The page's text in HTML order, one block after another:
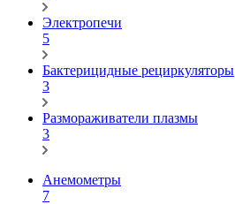
Электропечи
5
Бактерицидные рециркуляторы
3
Размораживатели плазмы
3
Анемометры
7